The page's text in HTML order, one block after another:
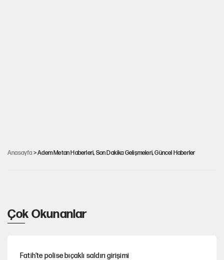
Anasayfa > Adem Metan Haberleri, Son Dakika Gelişmeleri, Güncel Haberler
Sunucu Saba Tümer’in acı günü
Çok Okunanlar
Fatih’te polise bıçaklı saldırı girişimi